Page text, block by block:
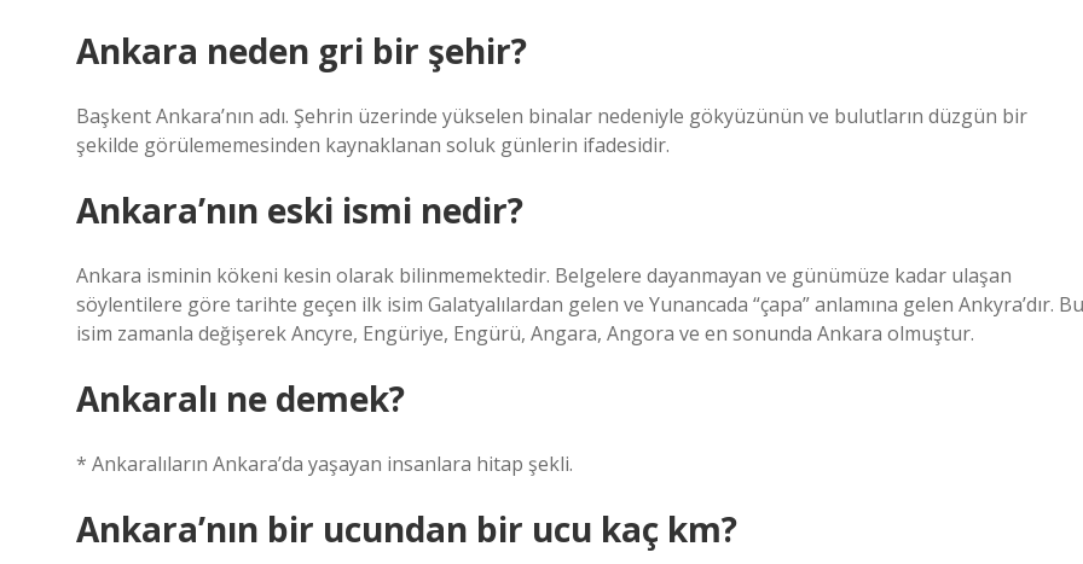
Ankara neden gri bir şehir?
Başkent Ankara’nın adı. Şehrin üzerinde yükselen binalar nedeniyle gökyüzünün ve bulutların düzgün bir
şekilde görülememesinden kaynaklanan soluk günlerin ifadesidir.
Ankara’nın eski ismi nedir?
Ankara isminin kökeni kesin olarak bilinmemektedir. Belgelere dayanmayan ve günümüze kadar ulaşan
söylentilere göre tarihte geçen ilk isim Galatyalılardan gelen ve Yunancada “çapa” anlamına gelen Ankyra’dır. Bu
isim zamanla değişerek Ancyre, Engüriye, Engürü, Angara, Angora ve en sonunda Ankara olmuştur.
Ankaralı ne demek?
* Ankaralıların Ankara’da yaşayan insanlara hitap şekli.
Ankara’nın bir ucundan bir ucu kaç km?